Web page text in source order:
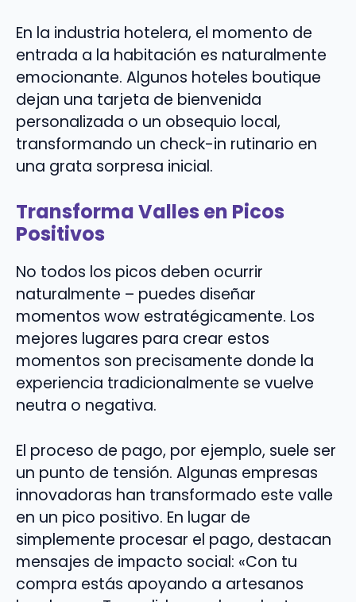
En la industria hotelera, el momento de
entrada a la habitación es naturalmente
emocionante. Algunos hoteles boutique
dejan una tarjeta de bienvenida
personalizada o un obsequio local,
transformando un check-in rutinario en
una grata sorpresa inicial.
Transforma Valles en Picos
Positivos
No todos los picos deben ocurrir
naturalmente – puedes diseñar
momentos wow estratégicamente. Los
mejores lugares para crear estos
momentos son precisamente donde la
experiencia tradicionalmente se vuelve
neutra o negativa.
El proceso de pago, por ejemplo, suele ser
un punto de tensión. Algunas empresas
innovadoras han transformado este valle
en un pico positivo. En lugar de
simplemente procesar el pago, destacan
mensajes de impacto social: «Con tu
compra estás apoyando a artesanos